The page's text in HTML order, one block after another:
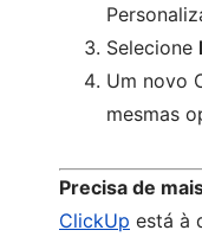
Selecione
Um novo
mesmas
Precisa de
ClickUp está à